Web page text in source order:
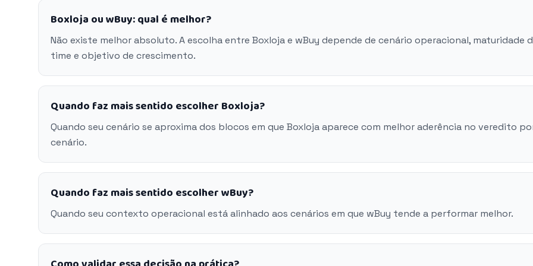
Boxloja ou wBuy: qual é melhor?
Não existe melhor absoluto. A escolha entre Boxloja e wBuy depende de cenário operacional, maturidade
time e objetivo de crescimento.
Quando faz mais sentido escolher Boxloja?
Quando seu cenário se aproxima dos blocos em que Boxloja aparece com melhor aderência no veredito
cenário.
Quando faz mais sentido escolher wBuy?
Quando seu contexto operacional está alinhado aos cenários em que wBuy tende a performar melhor.